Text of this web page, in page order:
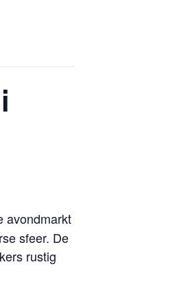
avondmarkt
sfeer. De
rustig